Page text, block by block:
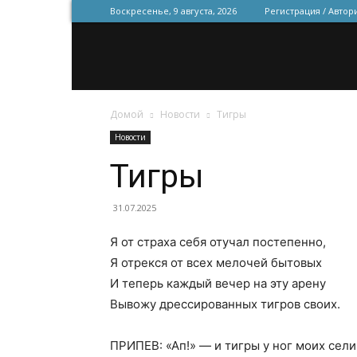
Воскресенье, 9 августа, 2026 Регистрация /
Домой Новости Тигры
Новости
Тигры
31.07.2025
Я от страха себя отучал постепенно,
Я отрекся от всех мелочей бытовых
И теперь каждый вечер на эту арену
Вывожу дрессированных тигров своих.
ПРИПЕВ: «Ап!» — и тигры у ног моих